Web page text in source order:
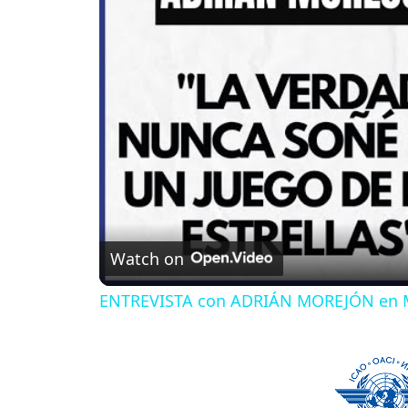
Watch on
ENTREVISTA con ADRIÁN MOREJÓN en